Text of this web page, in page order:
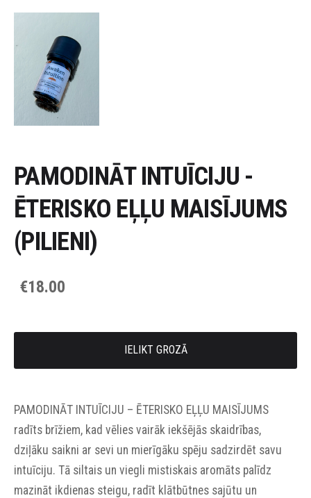
PAMODINĀT INTUĪCIJU -
ĒTERISKO EĻĻU MAISĪJUMS
(PILIENI)
€18.00
IELIKT GROZĀ
PAMODINĀT INTUĪCIJU – ĒTERISKO EĻĻU MAISĪJUMS
radīts brīžiem, kad vēlies vairāk iekšējās skaidrības,
dziļāku saikni ar sevi un mierīgāku spēju sadzirdēt savu
intuīciju. Tā siltais un viegli mistiskais aromāts palīdz
mazināt ikdienas steigu, radīt klātbūtnes sajūtu un